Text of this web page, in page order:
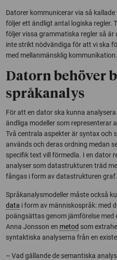
Datorer kommunicerar via så
följer ett ändligt antal logiska regler.
följer vissa grammatiska regler så är
inte strikt nödvändiga för att vi ska
med mellanmänsklig kommunikation.
Datorn behöver
språkanalys
För att en dator ska kunna
ändliga modeller som representerar
Två centrala aspekter är syntax och
används och deras ordning medan
specifik text vill förmedla. I en dator
analyser som datastrukturen träd
fångas i form av datastrukturen graf.
Språkanalysmodeller måste också
data i form av människospråk: med
poängsättas genom jämförelse
Anna Jonsson en metod som
syntaktiska analyserna från en
– Vad gällande de semantiska